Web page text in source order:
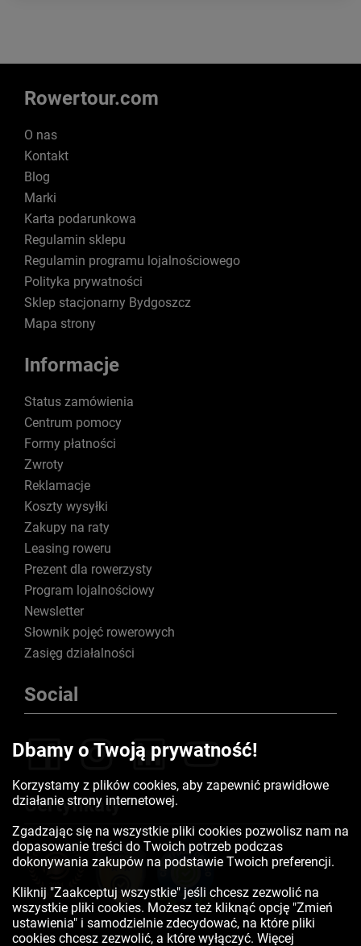
Rowertour.com
O nas
Kontakt
Blog
Marki
Karta podarunkowa
Regulamin sklepu
Regulamin programu lojalnościowego
Polityka prywatności
Sklep stacjonarny Bydgoszcz
Mapa strony
Informacje
Status zamówienia
Centrum pomocy
Formy płatności
Zwroty
Reklamacje
Koszty wysyłki
Zakupy na raty
Leasing roweru
Prezent dla rowerzysty
Program lojalnościowy
Newsletter
Słownik pojęć rowerowych
Zasięg działalności
Social
Certyfikaty
Dbamy o Twoją prywatność!
Korzystamy z plików cookies, aby zapewnić prawidłowe
działanie strony internetowej.
Zgadzając się na wszystkie pliki cookies pozwolisz nam na
dopasowanie treści do Twoich potrzeb podczas
dokonywania zakupów na podstawie Twoich preferencji.
Kliknij "Zaakceptuj wszystkie" jeśli chcesz zezwolić na
wszystkie pliki cookies. Możesz też kliknąć opcję "Zmień
ustawienia" i samodzielnie zdecydować, na które pliki
cookies chcesz zezwolić, a które wyłączyć. Więcej